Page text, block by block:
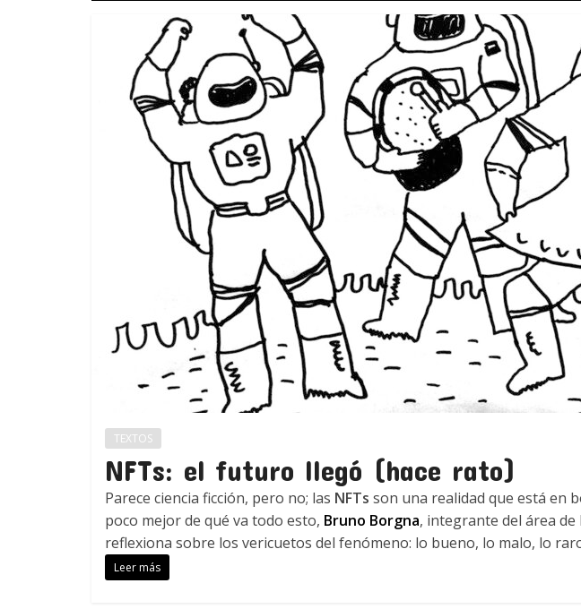
TEXTOS
NFTs: el futuro llegó (hace rato)
Parece ciencia ficción, pero no; las NFTs son una realidad que está en
poco mejor de qué va todo esto, Bruno Borgna, integrante del área de
reflexiona sobre los vericuetos del fenómeno: lo bueno, lo malo, lo
Leer más